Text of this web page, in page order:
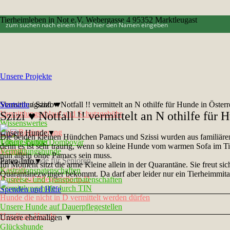
Tierheimleben in Not e.V. Webergasse 4 95352 Marktleugast
Unsere Projekte
Vermittlungsinfo▼
Vermittlungsablauf und Schutzgebühr
Wissenswertes
Chip-Registrierung
Unsere Partner
Kontakt
Unsere Hunde▼
Tötungshunde Dombovár
Vermittlungshunde
Seniorenhunde für Senioren
Notfelle
Hunde auf Pflegestelle in D
Vermittlungshilfe durch TIN
Hunde die nicht in D vermittelt werden dürfen
Unsere Hunde auf Dauerpflegestellen
Handicap-Hunde
Paten-Info▼
Kastrationspatenschaften
Ausreise- und Transportpatenschaften
Spenden und Hilfe
Unsere ehemaligen ▼
Glückshunde
Startseite /Szizi ♥ Notfall !! vermittelt an N othilfe für Hunde in
Szizi ♥ Notfall !! vermittelt an N othilfe für
Die beiden kleinen Hündchen Pamacs und Szissi wurden aus
denn es ist sehr traurig, wenn so kleine Hunde vom warmen Sofa im
nun allein ohne Pamacs sein muss.
Im Moment sitzt die arme Kleine allein in der Quarantäne. Sie freut
Quarantänezwinger bekommt. Da darf aber leider nur ein